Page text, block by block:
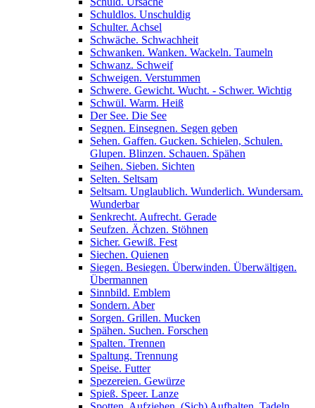
Schuldlos. Unschuldig
Schulter. Achsel
Schwäche. Schwachheit
Schwanken. Wanken. Wackeln. Taumeln
Schwanz. Schweif
Schweigen. Verstummen
Schwere. Gewicht. Wucht. - Schwer. Wichtig
Schwül. Warm. Heiß
Der See. Die See
Segnen. Einsegnen. Segen geben
Sehen. Gaffen. Gucken. Schielen, Schulen.
Glupen. Blinzen. Schauen. Spähen
Seihen. Sieben. Sichten
Selten. Seltsam
Seltsam. Unglaublich. Wunderlich. Wundersam.
Wunderbar
Senkrecht. Aufrecht. Gerade
Seufzen. Ächzen. Stöhnen
Sicher. Gewiß. Fest
Siechen. Quienen
Siegen. Besiegen. Überwinden. Überwältigen.
Übermannen
Sinnbild. Emblem
Sondern. Aber
Sorgen. Grillen. Mucken
Spähen. Suchen. Forschen
Spalten. Trennen
Spaltung. Trennung
Speise. Futter
Spezereien. Gewürze
Spieß. Speer. Lanze